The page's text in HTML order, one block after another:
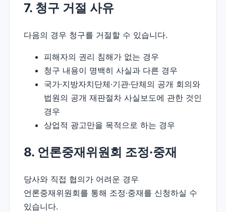
7. 청구 거절 사유
다음의 경우 청구를 거절할 수 있습니다.
피해자의 권리 침해가 없는 경우
청구 내용이 명백히 사실과 다른 경우
국가·지방자치단체·기관·단체의 공개 회의와
법원의 공개 재판절차 사실보도에 관한 것인
경우
상업적 광고만을 목적으로 하는 경우
8. 언론중재위원회 조정·중재
당사와 직접 협의가 어려운 경우
언론중재위원회를 통해 조정·중재를 신청하실 수
있습니다.